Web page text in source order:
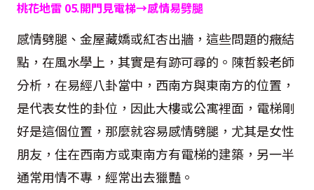
桃花地雷05.開門見電梯→感情易劈腿
感情劈腿、金屋藏嬌或紅杏出牆，這些問題的癥結
點，在風水學上，其實是有跡可尋的。陳哲毅老師
分析，在易經八卦當中，西南方與東南方的位置，
是代表女性的卦位，因此大樓或公寓裡面，電梯剛
好是這個位置，那麼就容易感情劈腿，尤其是女性
朋友，住在西南方或東南方有電梯的建築，另一半
通常用情不專，經常出去獵豔。